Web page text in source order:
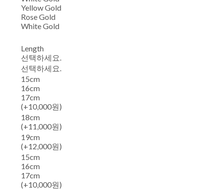
Yellow Gold
Rose Gold
White Gold
Length
선택하세요.
선택하세요.
15cm
16cm
17cm
(+10,000원)
18cm
(+11,000원)
19cm
(+12,000원)
15cm
16cm
17cm
(+10,000원)